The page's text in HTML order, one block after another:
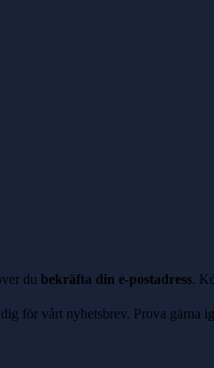
du bekräfta din e-postadress.
för vårt nyhetsbrev. Prova gärna